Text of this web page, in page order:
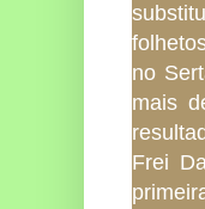
no
mais
Frei